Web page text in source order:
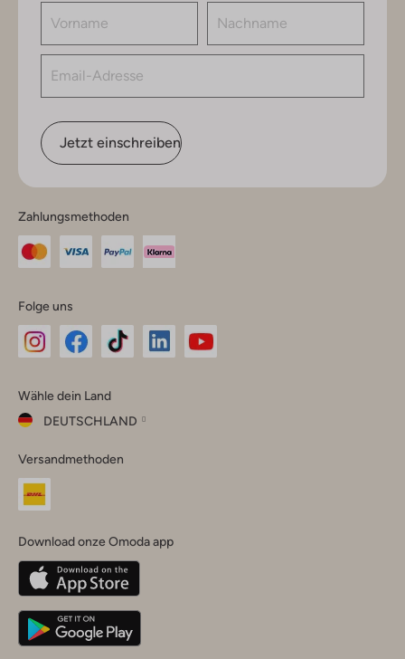
Jetzt einschreiben
Zahlungsmethoden
Folge uns
Instagram
Facebook
TikTok
Wähle dein Land
DEUTSCHLAND
dein
Land
Belgique(Français)
Deutschland
Versandmethoden
Download onze Omoda app